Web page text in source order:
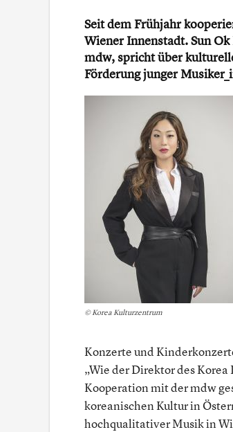
Seit dem Frühjahr
Wiener Innenstadt. Sun
mdw, spricht über
Förderung junger
© Korea Kulturzentrum
Konzerte und
„Wie der Direktor des
Kooperation mit der mdw
koreanischen Kultur in
hochqualitativer Musik in